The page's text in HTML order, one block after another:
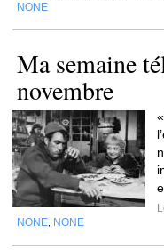
NONE
Ma semaine
novembre
NONE NONE